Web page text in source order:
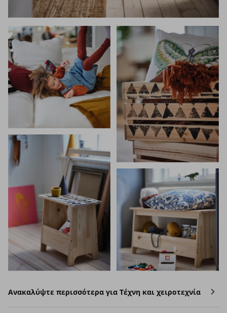
Ανακαλύψτε περισσότερα για Τέχνη και χειροτεχνία